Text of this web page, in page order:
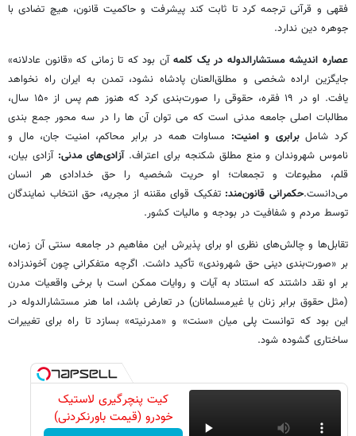
فقهی و قرآنی ترجمه کرد تا ثابت کند پیشرفت و حاکمیت قانون، هیچ تضادی با
جوهره دین ندارد.
عصاره اندیشه مستشارالدوله در یک کلمهآن بود که تا زمانی که «قانون عادلانه»
جایگزین اراده شخصی و مطلق‌العنان پادشاه نشود، تمدن به ایران راه نخواهد
یافت. او در ۱۹ فقره، حقوقی را صورت‌بندی کرد که هنوز هم پس از ۱۵۰ سال،
مطالبات اصلی جامعه مدنی است که می توان آن ها را در سه محور جمع بندی
کرد شاملبرابری و امنیت: مساوات همه در برابر محاکم، امنیت جان، مال و
ناموس شهروندان و منع مطلق شکنجه برای اعتراف.آزادی‌های مدنی: آزادی بیان،
قلم، مطبوعات و تجمعات؛ او حریت شخصیه را حق خدادادی هر انسان
می‌دانست.حکمرانی قانون‌مند: تفکیک قوای مقننه از مجریه، حق انتخاب نمایندگان
توسط مردم و شفافیت در بودجه و مالیات کشور.
تقابل‌ها و چالش‌های نظری او برای پذیرش این مفاهیم در جامعه سنتی آن زمان،
بر «صورت‌بندی دینی حق شهروندی» تأکید داشت. اگرچه متفکرانی چون آخوندزاده
بر او نقد داشتند که استناد به آیات و روایات ممکن است با برخی واقعیات مدرن
(مثل حقوق برابر زنان یا غیرمسلمانان) در تعارض باشد، اما هنر مستشارالدوله در
این بود که توانست پلی میان «سنت» و «مدرنیته» بسازد تا راه برای تغییرات
ساختاری گشوده شود.
کیت پنچرگیری لاستیک
خودرو (قیمت باورنکردنی)